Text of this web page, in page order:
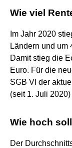
Wie viel
Im Jahr 2020
Ländern und um
Damit stieg die
Euro. Für die
SGB VI der
(seit 1. Juli
Wie hoch
Der